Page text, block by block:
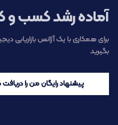
آماده رشد کسب و
برای همکاری با یک آژانس بازاریابی
بگیرید
پیشنهاد رایگان من را دریافت